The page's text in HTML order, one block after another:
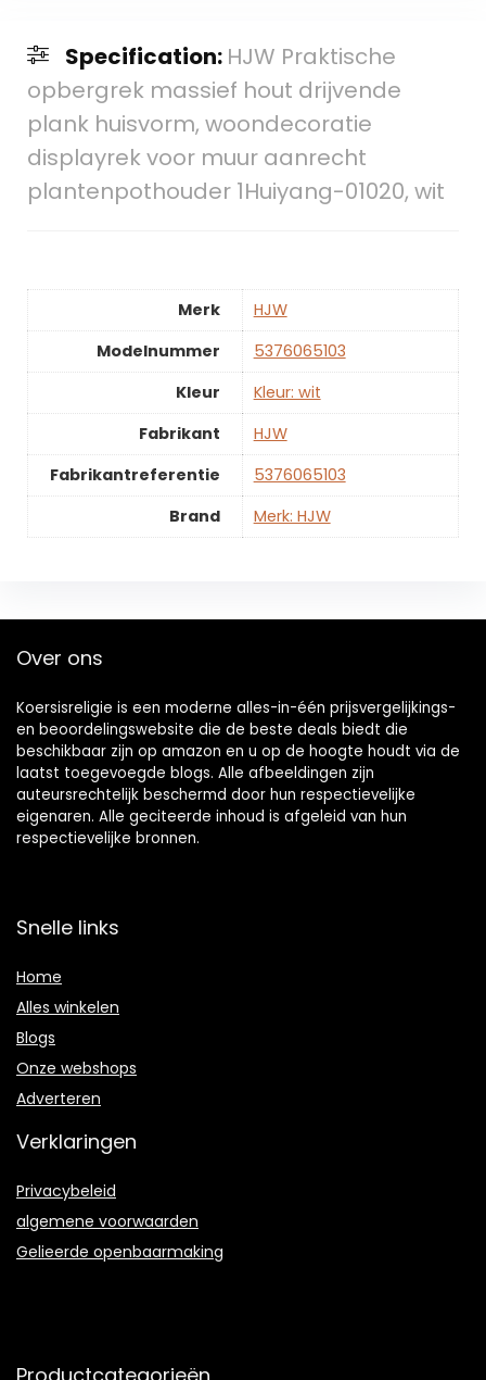
Specification: HJW Praktische
opbergrek massief hout drijvende
plank huisvorm, woondecoratie
displayrek voor muur aanrecht
plantenpothouder 1Huiyang-01020, wit
Merk
‎HJW
Modelnummer
‎5376065103
Kleur
‎Kleur: wit
Fabrikant
‎HJW
Fabrikantreferentie
‎5376065103
Brand
Merk: HJW
Over ons
Koersisreligie is een moderne alles-in-één prijsvergelijkings-
en beoordelingswebsite die de beste deals biedt die
beschikbaar zijn op amazon en u op de hoogte houdt via de
laatst toegevoegde blogs. Alle afbeeldingen zijn
auteursrechtelijk beschermd door hun respectievelijke
eigenaren. Alle geciteerde inhoud is afgeleid van hun
respectievelijke bronnen.
Snelle links
Home
Alles winkelen
Blogs
Onze webshops
Adverteren
Verklaringen
Privacybeleid
algemene voorwaarden
Gelieerde openbaarmaking